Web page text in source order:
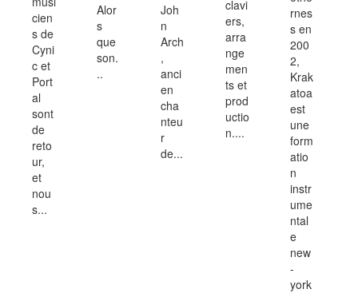
cien
s de
Cyni
c et
Port
al
sont
de
reto
ur,
et
nou
s...
Alor
s
que
son.
..
Joh
n
Arch
,
anci
en
cha
nteu
r
de...
clavi
ers,
arra
nge
men
ts et
prod
uctio
n....
rnes
s en
200
2,
Krak
atoa
est
une
form
atio
n
instr
ume
ntal
e
new
-
york